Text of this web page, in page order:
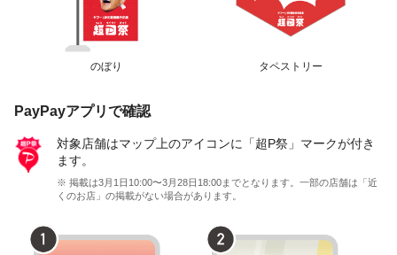
のぼり タペストリー
PayPayアプリで確認
対象店舗はマップ上のアイコンに「超P祭」マークが付き
ます。
※ 掲載は3月1日10:00〜3月28日18:00までとなります。一部の店舗は「近
くのお店」の掲載がない場合があります。